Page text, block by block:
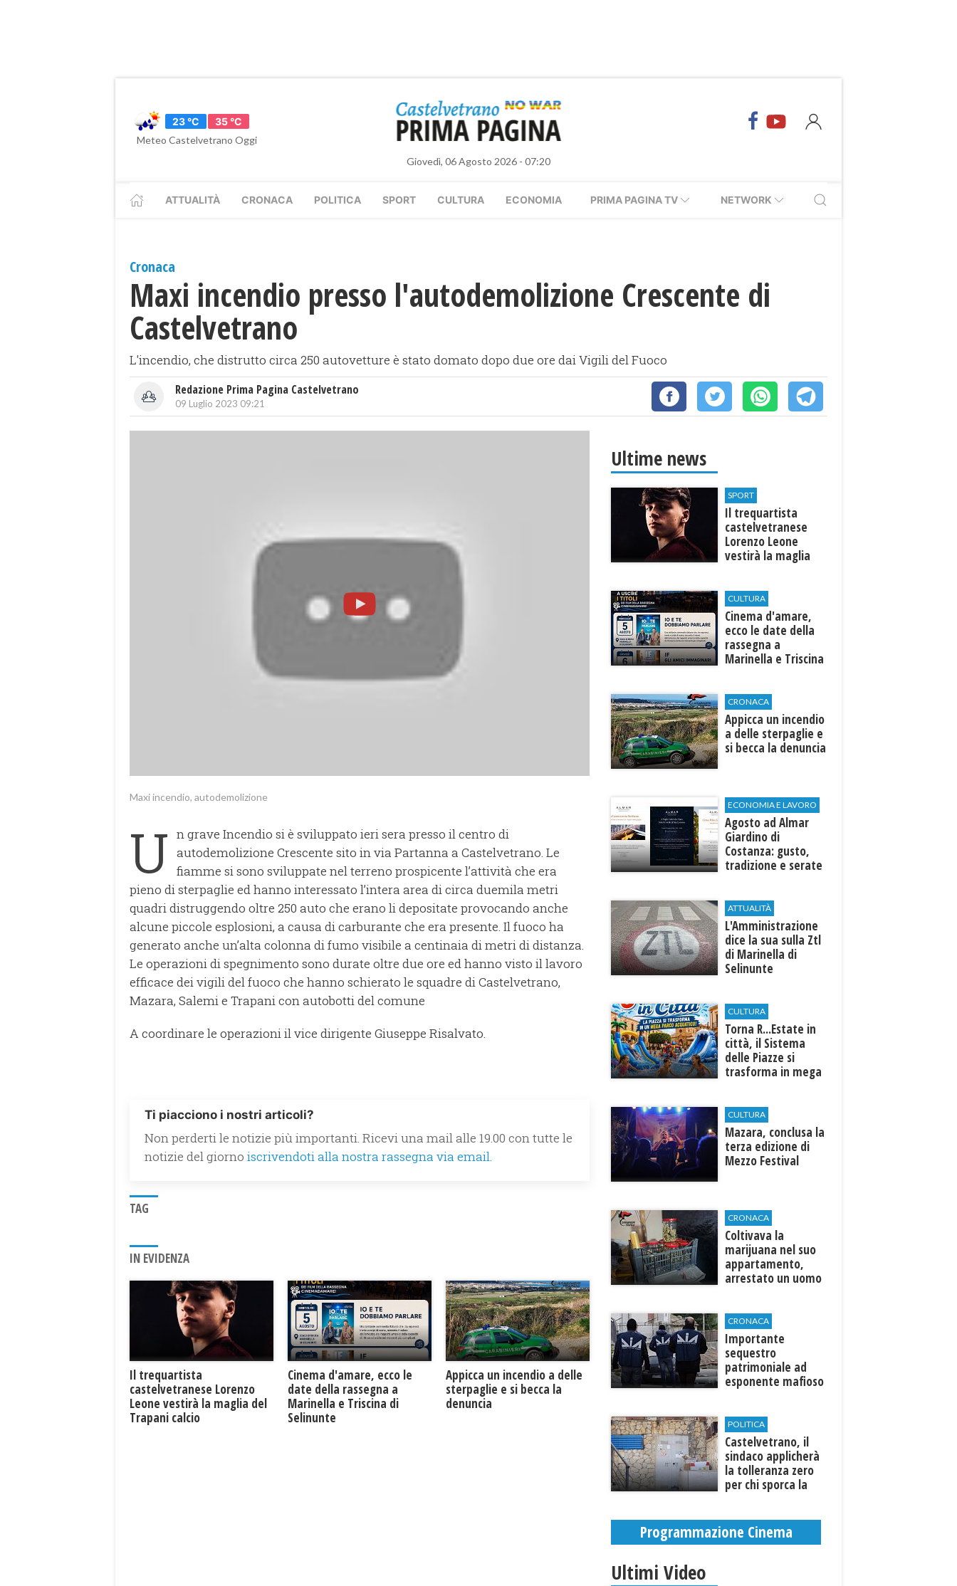
23 °C
35 °C
Meteo Castelvetrano Oggi
Giovedì, 06 Agosto 2026 - 07:20
ATTUALITÀ CRONACA POLITICA SPORT CULTURA ECONOMIA PRIMA PAGINA TV NETWORK
Cronaca
Maxi incendio presso l'autodemolizione Crescente di
Castelvetrano
L'incendio, che distrutto circa 250 autovetture è stato domato dopo due ore dai Vigili del Fuoco
Redazione Prima Pagina Castelvetrano
09 Luglio 2023 09:21
Maxi incendio, autodemolizione
U n grave Incendio si è sviluppato ieri sera presso il centro di
autodemolizione Crescente sito in via Partanna a Castelvetrano. Le
fiamme si sono sviluppate nel terreno prospicente l’attività che era
pieno di sterpaglie ed hanno interessato l’intera area di circa duemila metri
quadri distruggendo oltre 250 auto che erano li depositate provocando anche
alcune piccole esplosioni, a causa di carburante che era presente. Il fuoco ha
generato anche un’alta colonna di fumo visibile a centinaia di metri di distanza.
Le operazioni di spegnimento sono durate oltre due ore ed hanno visto il lavoro
efficace dei vigili del fuoco che hanno schierato le squadre di Castelvetrano,
Mazara, Salemi e Trapani con autobotti del comune
A coordinare le operazioni il vice dirigente Giuseppe Risalvato.
Ti piacciono i nostri articoli?
Non perderti le notizie più importanti. Ricevi una mail alle 19.00 con tutte le
notizie del giorno iscrivendoti alla nostra rassegna via email.
TAG
IN EVIDENZA
Il trequartista
castelvetranese Lorenzo
Leone vestirà la maglia del
Trapani calcio
Cinema d'amare, ecco le
date della rassegna a
Marinella e Triscina di
Selinunte
Appicca un incendio a delle
sterpaglie e si becca la
denuncia
Ultime news
SPORT
Il trequartista
castelvetranese
Lorenzo Leone
vestirà la maglia
CULTURA
Cinema d'amare,
ecco le date della
rassegna a
Marinella e Triscina
CRONACA
Appicca un incendio
a delle sterpaglie e
si becca la denuncia
ECONOMIA E LAVORO
Agosto ad Almar
Giardino di
Costanza: gusto,
tradizione e serate
esterni
ATTUALITÀ
L'Amministrazione
dice la sua sulla Ztl
di Marinella di
Selinunte
CULTURA
Torna R...Estate in
città, il Sistema
delle Piazze si
trasforma in mega
CULTURA
​Mazara, conclusa la
terza edizione di
Mezzo Festival
CRONACA
Coltivava la
marijuana nel suo
appartamento,
arrestato un uomo
CRONACA
Importante
sequestro
patrimoniale ad
esponente mafioso
POLITICA
Castelvetrano, il
sindaco applicherà
la tolleranza zero
per chi sporca la
Programmazione Cinema
Ultimi Video